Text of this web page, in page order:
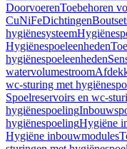
DoorvoerenToebehoren
CuNiFeDichtingen
hygiënesysteem
Hygiënespoeleenheden
hygiënespoeleenheden
watervolumestroom
wc-sturing met
Spoelreservoirs en wc-
hygiënespoeling
hygiënespoelingHygiëne
Hygiëne inbouwmodules